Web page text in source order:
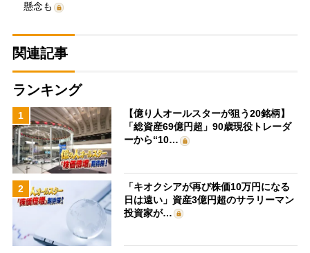
懸念も
関連記事
ランキング
1
【億り人オールスターが狙う20銘柄】
「総資産69億円超」90歳現役トレーダ
ーから“10…
2
「キオクシアが再び株価10万円になる
日は遠い」資産3億円超のサラリーマン
投資家が…